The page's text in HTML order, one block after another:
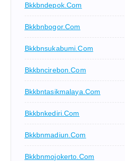
Bkkbndepok.com
Bkkbnbogor.com
Bkkbnsukabumi.com
Bkkbncirebon.com
Bkkbntasikmalaya.com
Bkkbnkediri.com
Bkkbnmadiun.com
Bkkbnmojokerto.com